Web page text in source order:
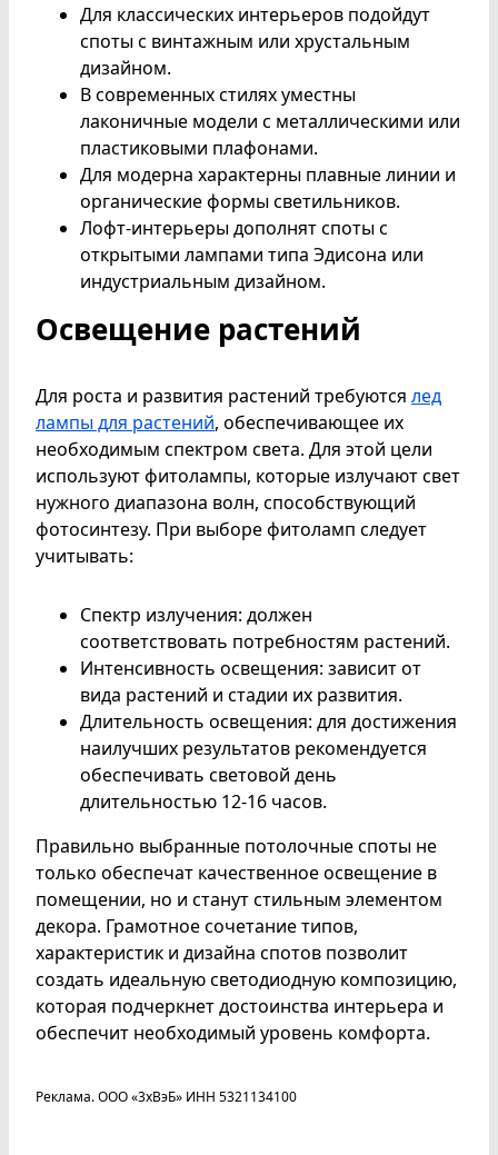
Для классических интерьеров подойдут
споты с винтажным или хрустальным
дизайном.
В современных стилях уместны
лаконичные модели с металлическими или
пластиковыми плафонами.
Для модерна характерны плавные линии и
органические формы светильников.
Лофт-интерьеры дополнят споты с
открытыми лампами типа Эдисона или
индустриальным дизайном.
Освещение растений
Для роста и развития растений требуются лед
лампы для растений, обеспечивающее их
необходимым спектром света. Для этой цели
используют фитолампы, которые излучают свет
нужного диапазона волн, способствующий
фотосинтезу. При выборе фитоламп следует
учитывать:
Спектр излучения: должен
соответствовать потребностям растений.
Интенсивность освещения: зависит от
вида растений и стадии их развития.
Длительность освещения: для достижения
наилучших результатов рекомендуется
обеспечивать световой день
длительностью 12-16 часов.
Правильно выбранные потолочные споты не
только обеспечат качественное освещение в
помещении, но и станут стильным элементом
декора. Грамотное сочетание типов,
характеристик и дизайна спотов позволит
создать идеальную светодиодную композицию,
которая подчеркнет достоинства интерьера и
обеспечит необходимый уровень комфорта.
Реклама. ООО «3хВэБ» ИНН 5321134100